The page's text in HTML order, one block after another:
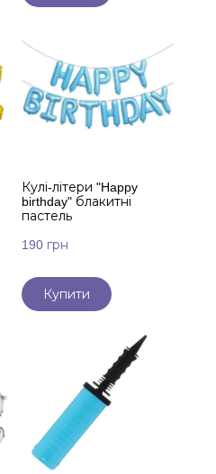
Кулі-літери "Happy
birthday" блакитні
пастель
190 грн
Купити